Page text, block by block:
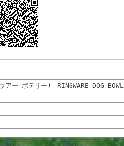
アー ポテリー) RINGWARE DOG BOWL